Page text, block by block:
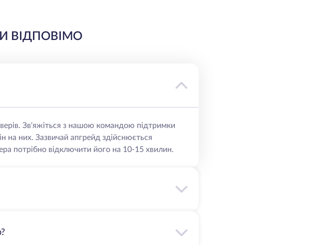
ВІДПОВІМО
Зв'яжіться з нашою командою підтримки
на них. Зазвичай апгрейд здійснюється
потрібно відключити його на 10-15 хвилин.